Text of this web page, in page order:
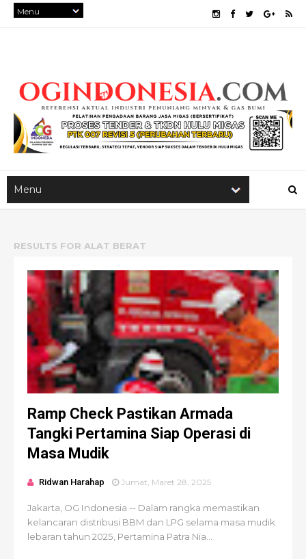
RESULTS FOR ALAT BERAT
Ramp Check Pastikan Armada
Tangki Pertamina Siap Operasi di
Masa Mudik
Ridwan Harahap Jumat, Maret 28, 2025
Jakarta, OG Indonesia -- Dalam rangka memastikan
kelancaran distribusi BBM dan LPG selama masa mudik
lebaran tahun 2025, Pertamina Patra Nia...